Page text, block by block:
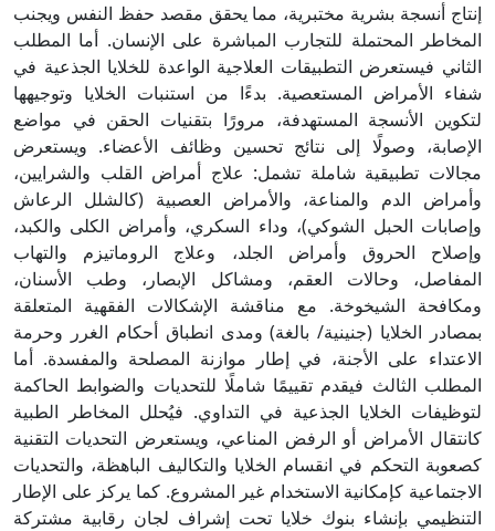
إنتاج أنسجة بشرية مختبرية، مما يحقق مقصد حفظ النفس ويجنب
المخاطر المحتملة للتجارب المباشرة على الإنسان. أما المطلب
الثاني فيستعرض التطبيقات العلاجية الواعدة للخلايا الجذعية في
شفاء الأمراض المستعصية. بدءًا من استنبات الخلايا وتوجيهها
لتكوين الأنسجة المستهدفة، مرورًا بتقنيات الحقن في مواضع
الإصابة، وصولًا إلى نتائج تحسين وظائف الأعضاء. ويستعرض
مجالات تطبيقية شاملة تشمل: علاج أمراض القلب والشرايين،
وأمراض الدم والمناعة، والأمراض العصبية (كالشلل الرعاش
وإصابات الحبل الشوكي)، وداء السكري، وأمراض الكلى والكبد،
وإصلاح الحروق وأمراض الجلد، وعلاج الروماتيزم والتهاب
المفاصل، وحالات العقم، ومشاكل الإبصار، وطب الأسنان،
ومكافحة الشيخوخة. مع مناقشة الإشكالات الفقهية المتعلقة
بمصادر الخلايا (جنينية/ بالغة) ومدى انطباق أحكام الغرر وحرمة
الاعتداء على الأجنة، في إطار موازنة المصلحة والمفسدة. أما
المطلب الثالث فيقدم تقييمًا شاملًا للتحديات والضوابط الحاكمة
لتوظيفات الخلايا الجذعية في التداوي. فيُحلل المخاطر الطبية
كانتقال الأمراض أو الرفض المناعي، ويستعرض التحديات التقنية
كصعوبة التحكم في انقسام الخلايا والتكاليف الباهظة، والتحديات
الاجتماعية كإمكانية الاستخدام غير المشروع. كما يركز على الإطار
التنظيمي بإنشاء بنوك خلايا تحت إشراف لجان رقابية مشتركة